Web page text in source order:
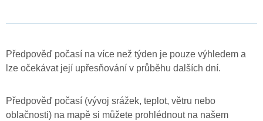
Předpověď počasí na více než týden je pouze výhledem a
lze očekávat její upřesňování v průběhu dalších dní.
Předpověď počasí (vývoj srážek, teplot, větru nebo
oblačnosti) na mapě si můžete prohlédnout na našem